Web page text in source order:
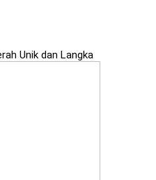
Unik dan Langka